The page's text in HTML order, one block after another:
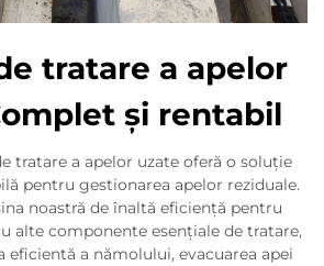
tratare a apelor
și rentabil
tratare a apelor uzate oferă o soluție
pentru gestionarea apelor reziduale.
noastră de înaltă eficiență pentru
alte componente esențiale de tratare,
eficientă a nămolului, evacuarea apei